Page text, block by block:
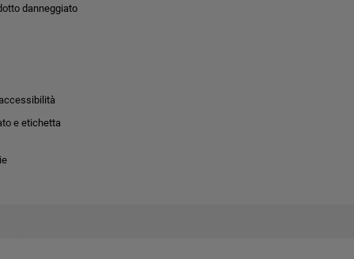
danneggiato
e etichetta